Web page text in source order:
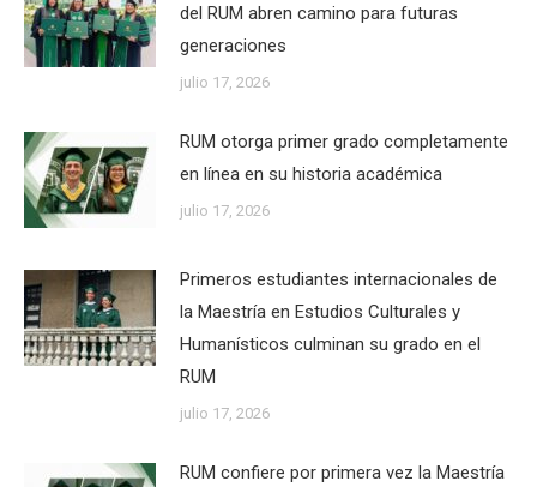
del RUM abren camino para futuras
generaciones
julio 17, 2026
RUM otorga primer grado completamente
en línea en su historia académica
julio 17, 2026
Primeros estudiantes internacionales de
la Maestría en Estudios Culturales y
Humanísticos culminan su grado en el
RUM
julio 17, 2026
RUM confiere por primera vez la Maestría